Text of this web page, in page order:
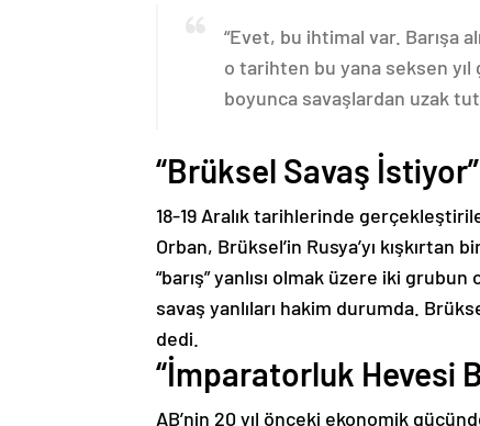
“Evet, bu ihtimal var. Barışa
o tarihten bu yana seksen
boyunca savaşlardan uzak
“Brüksel Savaş İstiyor”
18-19 Aralık tarihlerinde
Orban, Brüksel’in Rusya’yı
“barış” yanlısı olmak üzere iki
savaş yanlıları hakim durumda.
dedi.
“İmparatorluk Hevesi
AB’nin 20 yıl önceki ekonomik